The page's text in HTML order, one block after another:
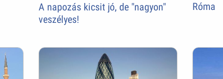
A napozás kicsit jó, de "nagyon"
veszélyes!
Róma